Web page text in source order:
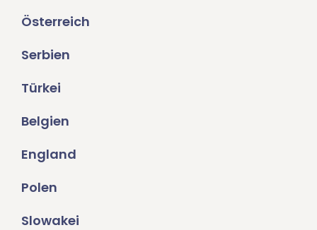
Österreich
Serbien
Türkei
Belgien
England
Polen
Slowakei